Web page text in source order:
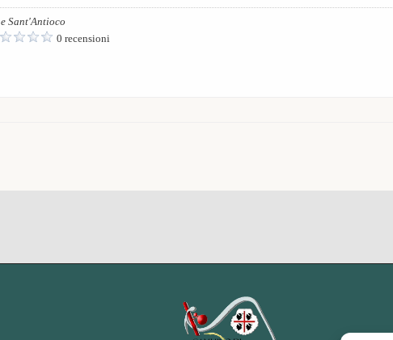
Sant'Antioco
0 recensioni